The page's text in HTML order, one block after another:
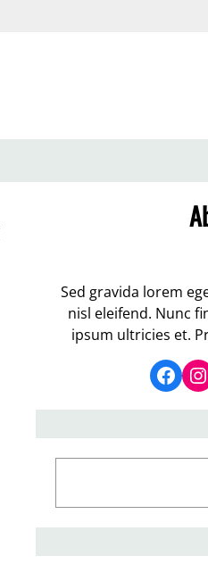
Sed gravida lorem
nisl eleifend. Nunc
ipsum ultricies et.
Facebook Instagram
a
r
c